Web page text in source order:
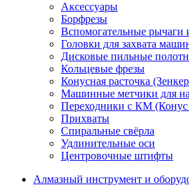
Аксессуары
Борфрезы
Вспомогательные рычаги
Головки для захвата
Дисковые пильные
Кольцевые фрезы
Конусная расточка
Машинные метчики для
Переходники с КМ
Прихваты
Спиральные свёрла
Удлинительные оси
Центровочные штифты
Алмазный инструмент и